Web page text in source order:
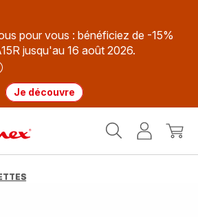
pour vous : bénéficiez de -15%
jusqu'au 16 août 2026.
Je découvre
MonMon